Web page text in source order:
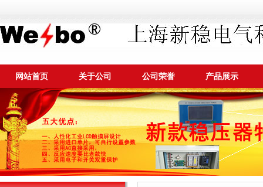
网站首页 关于公司 公司荣誉 产品展示